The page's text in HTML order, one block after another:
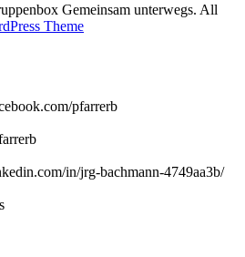
Gemeinsam unterwegs. All
Theme
pfarrerb
in/jrg-bachmann-4749aa3b/